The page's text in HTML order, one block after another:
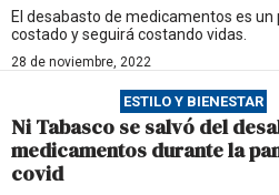
El desabasto de medicamentos es
costado y seguirá costando vidas.
28 de noviembre, 2022
ESTILO Y BIENESTAR
Ni Tabasco se salvó del
medicamentos durante la
covid